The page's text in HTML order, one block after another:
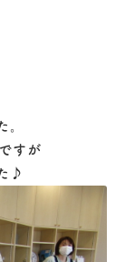
。
すが
♪